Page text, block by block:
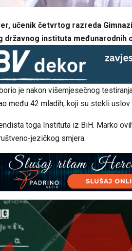
učenik četvrtog razreda
državnog instituta međunarodnih
je nakon višemjesečnog
među 42 mladih, koji su stekli
toga Instituta iz BiH. Marko
jezičkog smjera.